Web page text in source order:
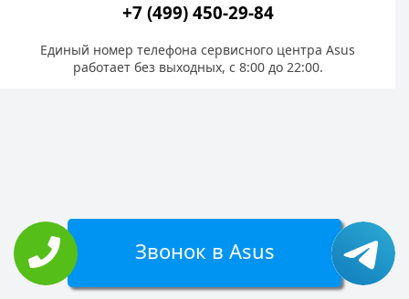
+7 (499) 450-29-84
Единый номер телефона сервисного центра Asus
работает без выходных, с 8:00 до 22:00.
Звонок в Asus